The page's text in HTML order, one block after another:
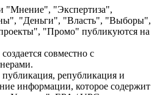
"Мнение", "Экспертиза",
"Деньги", "Власть", "Выборы",
"Промо" публикуются на
совместно с
републикация и
информации, которое содержит